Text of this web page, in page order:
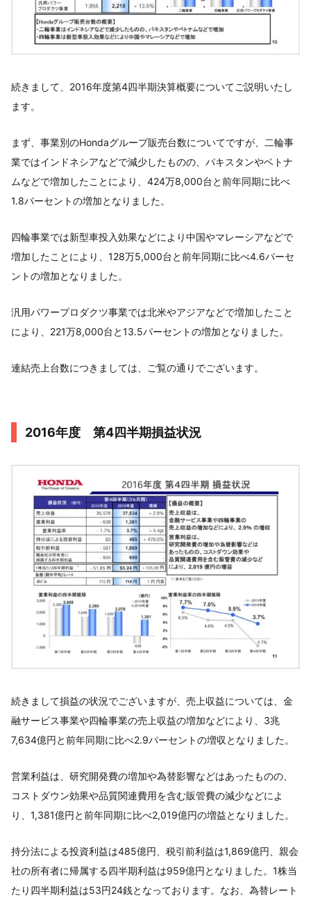
続きまして、2016年度第4四半期決算概要についてご説明いたし
ます。
まず、事業別のHondaグループ販売台数についてですが、二輪事
業ではインドネシアなどで減少したものの、パキスタンやベトナ
ムなどで増加したことにより、424万8,000台と前年同期に比べ
1.8パーセントの増加となりました。
四輪事業では新型車投入効果などにより中国やマレーシアなどで
増加したことにより、128万5,000台と前年同期に比べ4.6パーセ
ントの増加となりました。
汎用パワープロダクツ事業では北米やアジアなどで増加したこと
により、221万8,000台と13.5パーセントの増加となりました。
連結売上台数につきましては、ご覧の通りでございます。
2016年度 第4四半期損益状況
続きまして損益の状況でございますが、売上収益については、金
融サービス事業や四輪事業の売上収益の増加などにより、3兆
7,634億円と前年同期に比べ2.9パーセントの増収となりました。
営業利益は、研究開発費の増加や為替影響などはあったものの、
コストダウン効果や品質関連費用を含む販管費の減少などによ
り、1,381億円と前年同期に比べ2,019億円の増益となりました。
持分法による投資利益は485億円、税引前利益は1,869億円、親会
社の所有者に帰属する四半期利益は959億円となりました。1株当
たり四半期利益は53円24銭となっております。なお、為替レート